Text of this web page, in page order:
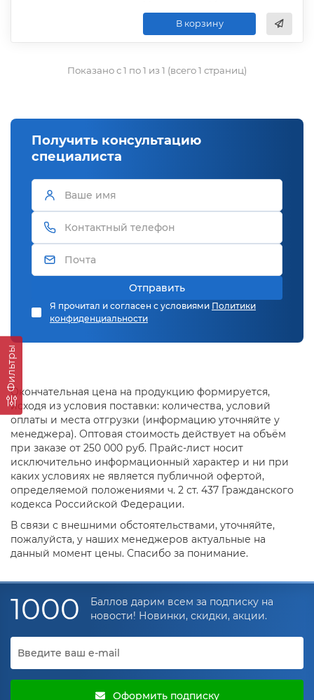
Фильтры
В корзину
Показано с 1 по 1 из 1 (всего 1 страниц)
Получить консультацию
специалиста
Отправить
Я прочитал и согласен с условиями Политики
конфиденциальности
Окончательная цена на продукцию формируется,
исходя из условия поставки: количества, условий
оплаты и места отгрузки (информацию уточняйте у
менеджера). Оптовая стоимость действует на объём
при заказе от 250 000 руб. Прайс-лист носит
исключительно информационный характер и ни при
каких условиях не является публичной офертой,
определяемой положениями ч. 2 ст. 437 Гражданского
кодекса Российской Федерации.
В связи с внешними обстоятельствами, уточняйте,
пожалуйста, у наших менеджеров актуальные на
данный момент цены. Спасибо за понимание.
1000
Баллов дарим всем за подписку на
новости! Новинки, скидки, акции.
Оформить подписку